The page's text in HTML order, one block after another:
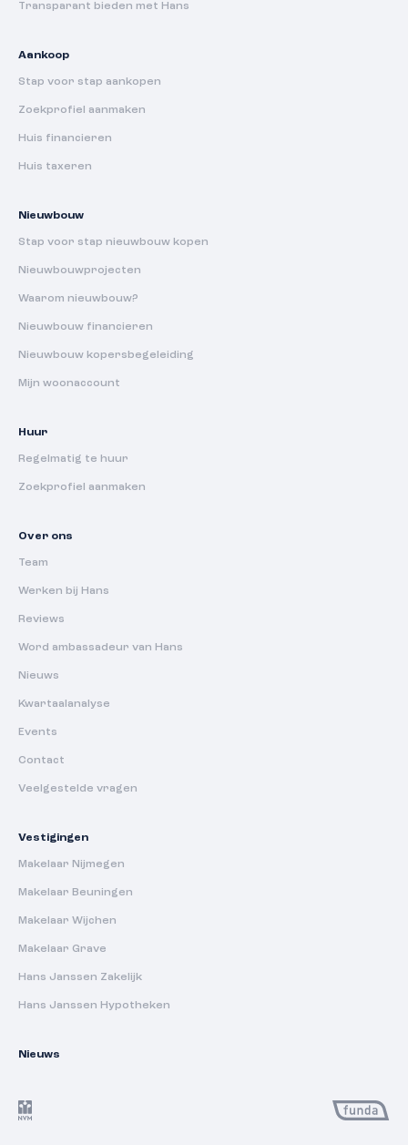
Transparant bieden met Hans
Aankoop
Stap voor stap aankopen
Zoekprofiel aanmaken
Huis financieren
Huis taxeren
Nieuwbouw
Stap voor stap nieuwbouw kopen
Nieuwbouwprojecten
Waarom nieuwbouw?
Nieuwbouw financieren
Nieuwbouw kopersbegeleiding
Mijn woonaccount
Huur
Regelmatig te huur
Zoekprofiel aanmaken
Over ons
Team
Werken bij Hans
Reviews
Word ambassadeur van Hans
Nieuws
Kwartaalanalyse
Events
Contact
Veelgestelde vragen
Vestigingen
Makelaar Nijmegen
Makelaar Beuningen
Makelaar Wijchen
Makelaar Grave
Hans Janssen Zakelijk
Hans Janssen Hypotheken
Nieuws